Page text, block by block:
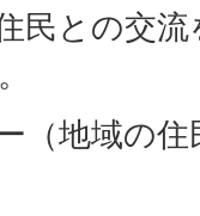
民との交
（地域の